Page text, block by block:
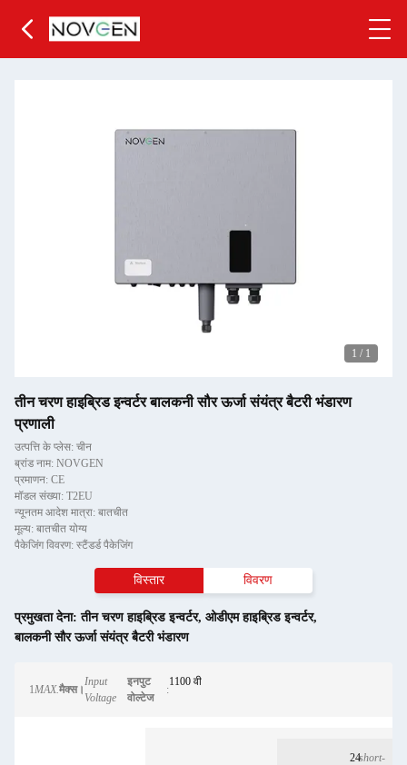
1 / 1
तीन चरण हाइब्रिड इन्वर्टर बालकनी सौर ऊर्जा संयंत्र बैटरी भंडारण
प्रणाली
उत्पत्ति के प्लेस: चीन
ब्रांड नाम: NOVGEN
प्रमाणन: CE
मॉडल संख्या: T2EU
न्यूनतम आदेश मात्रा: बातचीत
मूल्य: बातचीत योग्य
पैकेजिंग विवरण: स्टैंडर्ड पैकेजिंग
विस्तार विवरण
प्रमुखता देना:तीन चरण हाइब्रिड इन्वर्टर, ओडीएम हाइब्रिड इन्वर्टर,
बालकनी सौर ऊर्जा संयंत्र बैटरी भंडारण
1MAX.मैक्स।
Input
Voltage
इनपुट
वोल्टेज
:
1100 वी
short-
24